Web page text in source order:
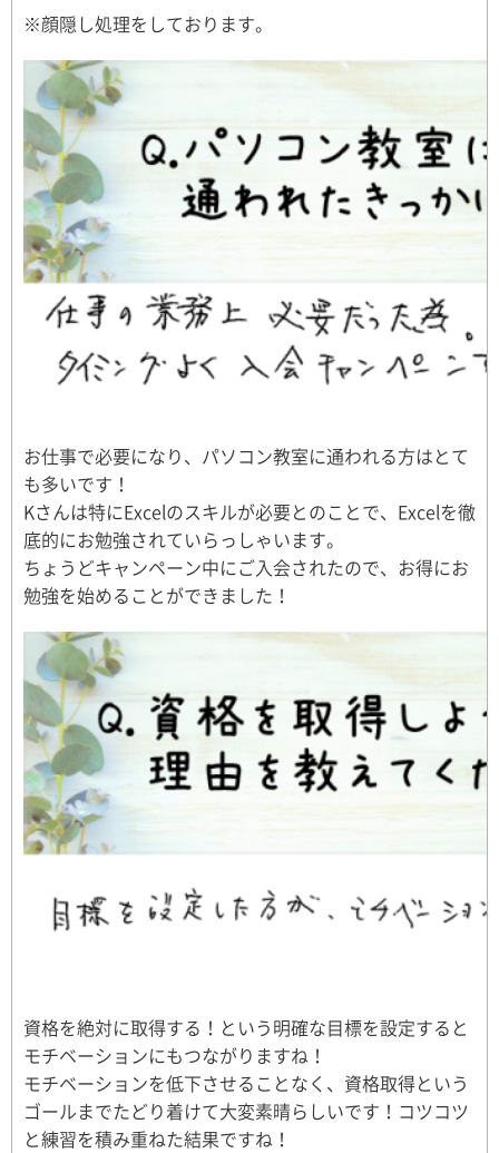
※顔隠し処理をしております。
お仕事で必要になり、パソコン教室に通われる方はとて
も多いです！
Kさんは特にExcelのスキルが必要とのことで、Excelを徹
底的にお勉強されていらっしゃいます。
ちょうどキャンペーン中にご入会されたので、お得にお
勉強を始めることができました！
資格を絶対に取得する！という明確な目標を設定すると
モチベーションにもつながりますね！
モチベーションを低下させることなく、資格取得という
ゴールまでたどり着けて大変素晴らしいです！コツコツ
と練習を積み重ねた結果ですね！